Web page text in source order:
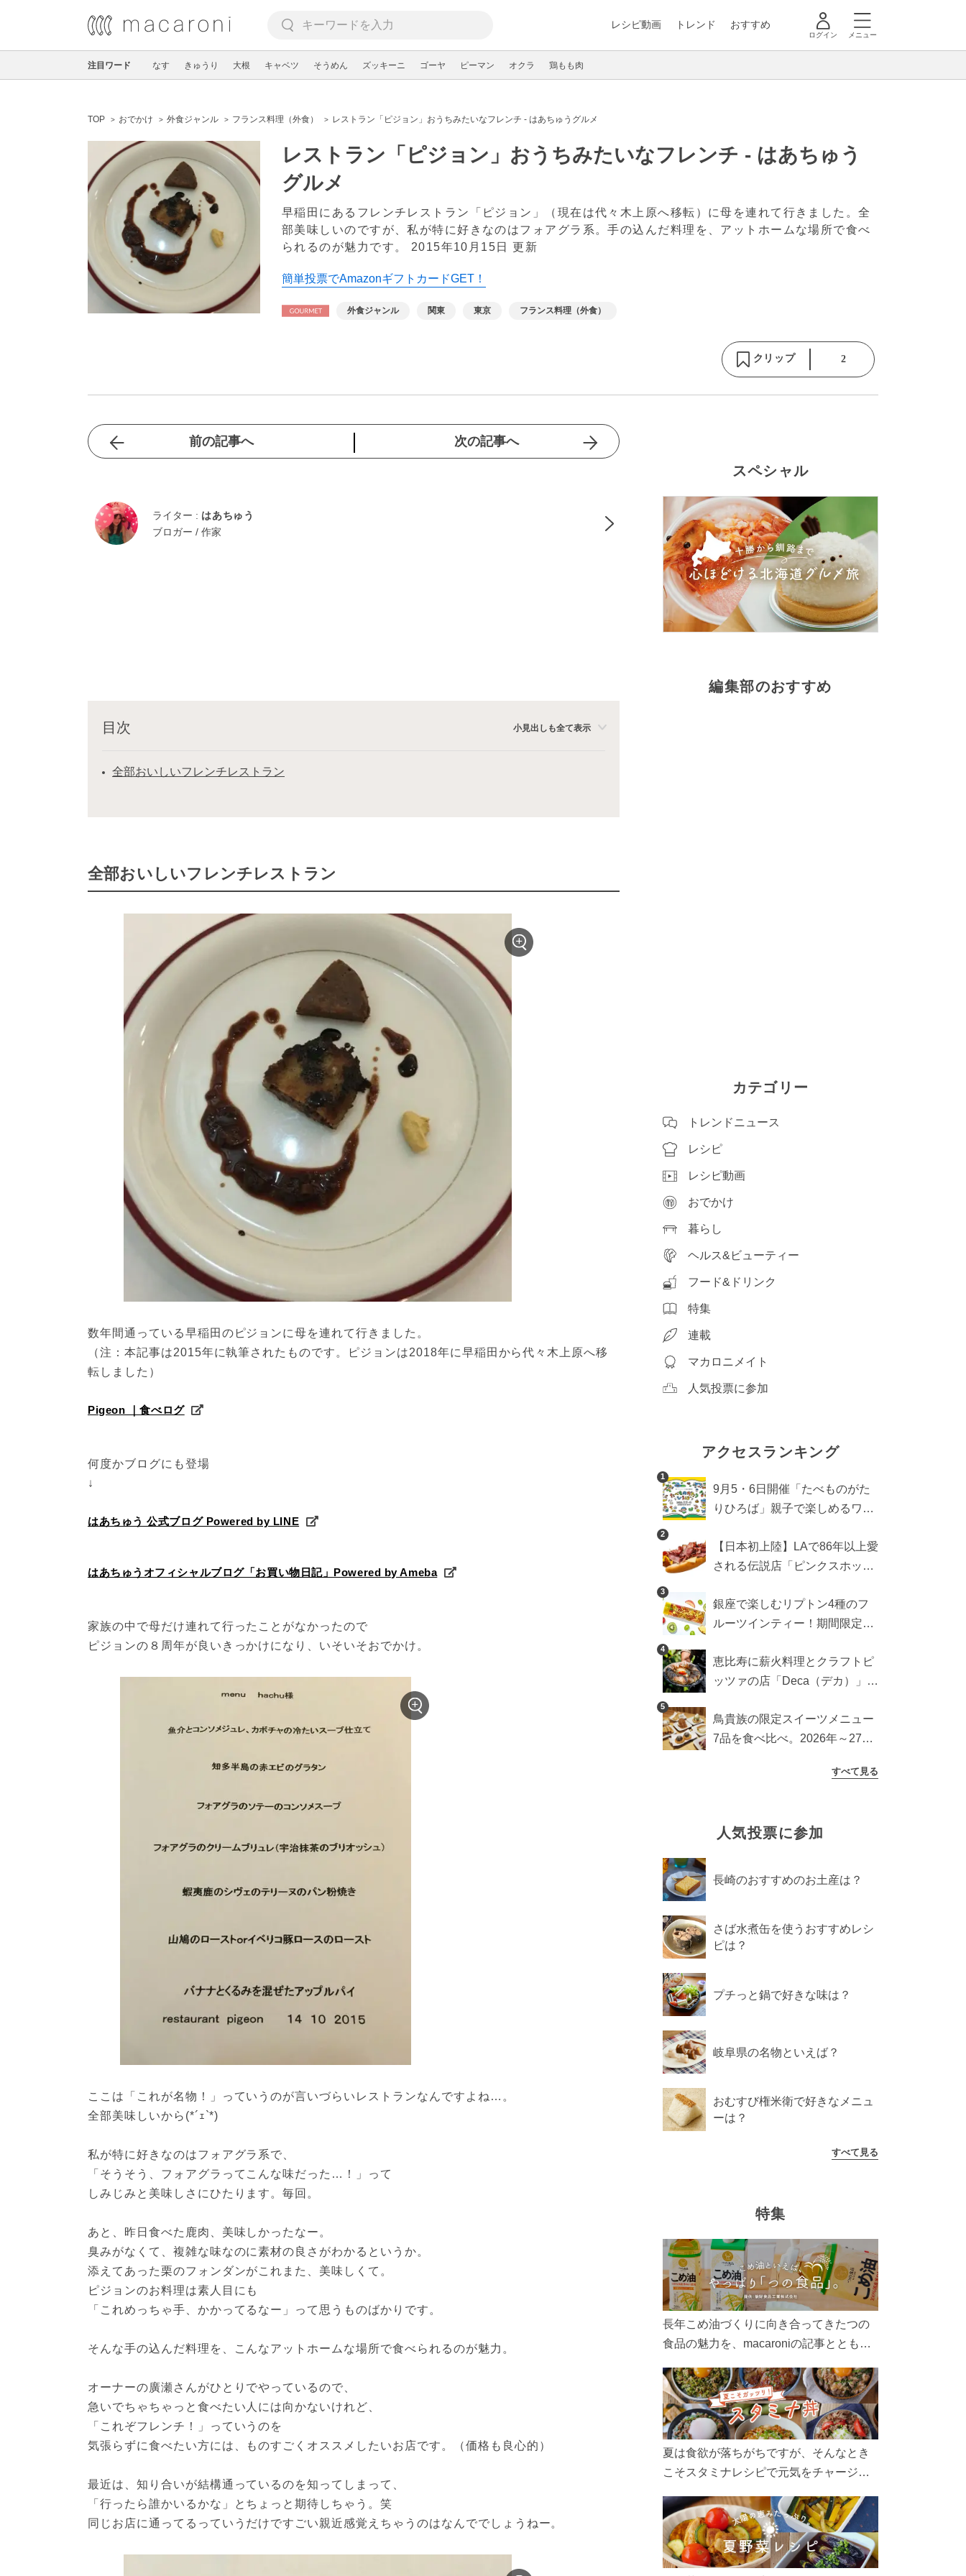
レシピ動画 トレンド おすすめ
ログイン メニュー
注目ワード なす きゅうり 大根 キャベツ そうめん ズッキーニ ゴーヤ ピーマン オクラ 鶏もも肉
TOP おでかけ 外食ジャンル フランス料理（外食） レストラン「ピジョン」おうちみたいなフレンチ - はあちゅうグルメ
レストラン「ピジョン」おうちみたいなフレンチ - はあちゅう
グルメ
早稲田にあるフレンチレストラン「ピジョン」（現在は代々木上原へ移転）に母を連れて行きました。全
部美味しいのですが、私が特に好きなのはフォアグラ系。手の込んだ料理を、アットホームな場所で食べ
られるのが魅力です。 2015年10月15日 更新
簡単投票でAmazonギフトカードGET！
外食ジャンル 関東 東京 フランス料理（外食）
クリップ 2
前の記事へ 次の記事へ
ライター : はあちゅう
ブロガー / 作家
目次 小見出しも全て表示
全部おいしいフレンチレストラン
全部おいしいフレンチレストラン
数年間通っている早稲田のピジョンに母を連れて行きました。
（注：本記事は2015年に執筆されたものです。ピジョンは2018年に早稲田から代々木上原へ移
転しました）
Pigeon ｜食べログ
何度かブログにも登場
↓
はあちゅう 公式ブログ Powered by LINE
はあちゅうオフィシャルブログ「お買い物日記」Powered by Ameba
家族の中で母だけ連れて行ったことがなかったので
ピジョンの８周年が良いきっかけになり、いそいそおでかけ。
ここは「これが名物！」っていうのが言いづらいレストランなんですよね…。
全部美味しいから(*´ｪ`*)
私が特に好きなのはフォアグラ系で、
「そうそう、フォアグラってこんな味だった…！」って
しみじみと美味しさにひたります。毎回。
あと、昨日食べた鹿肉、美味しかったなー。
臭みがなくて、複雑な味なのに素材の良さがわかるというか。
添えてあった栗のフォンダンがこれまた、美味しくて。
ピジョンのお料理は素人目にも
「これめっちゃ手、かかってるなー」って思うものばかりです。
そんな手の込んだ料理を、こんなアットホームな場所で食べられるのが魅力。
オーナーの廣瀬さんがひとりでやっているので、
急いでちゃちゃっと食べたい人には向かないけれど、
「これぞフレンチ！」っていうのを
気張らずに食べたい方には、ものすごくオススメしたいお店です。（価格も良心的）
最近は、知り合いが結構通っているのを知ってしまって、
「行ったら誰かいるかな」とちょっと期待しちゃう。笑
同じお店に通ってるっていうだけですごい親近感覚えちゃうのはなんででしょうねー。
スペシャル
編集部のおすすめ
カテゴリー
トレンドニュース
レシピ
レシピ動画
おでかけ
暮らし
ヘルス&ビューティー
フード&ドリンク
特集
連載
マカロニメイト
人気投票に参加
アクセスランキング
1
9月5・6日開催「たべものがた
りひろば」親子で楽しめるワー
ーなどをご紹介
2
【日本初上陸】LAで86年以上愛
される伝説店「ピンクスホット
ットドッグブーム到来!?
3
銀座で楽しむリプトン4種のフ
ルーツインティー！期間限定キ
4
恵比寿に薪火料理とクラフトピ
ッツァの店「Deca（デカ）」が
ストラン
5
鳥貴族の限定スイーツメニュー
7品を食べ比べ。2026年～27年
すべて見る
人気投票に参加
長崎のおすすめのお土産は？
さば水煮缶を使うおすすめレシ
ピは？
プチっと鍋で好きな味は？
岐阜県の名物といえば？
おむすび権米衛で好きなメニュ
ーは？
すべて見る
特集
長年こめ油づくりに向き合ってきたつの
食品の魅力を、macaroniの記事とともに
ん、製造現場や品質へのこだわりまで。
こめ油をもっと好きになるコンテンツを
ぜひお楽しみください。
夏は食欲が落ちがちですが、そんなとき
こそスタミナレシピで元気をチャージ！
リ食べて、夏バテを吹き飛ばしましょ
う！